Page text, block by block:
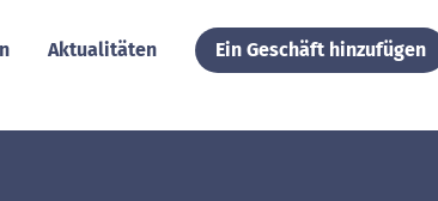
Aktualitäten Ein Geschäft hinzufügen